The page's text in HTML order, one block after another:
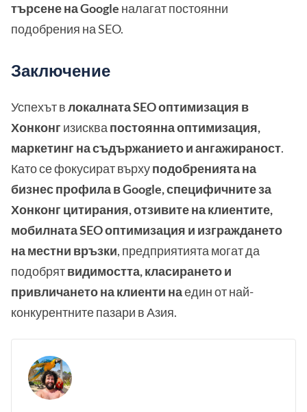
търсене на Google налагат постоянни
подобрения на SEO.
Заключение
Успехът влокалната SEO оптимизация в
Хонконг изисква постоянна оптимизация,
маркетинг на съдържанието и ангажираност.
Като се фокусират върхуподобренията на
бизнес профила в Google, специфичните за
Хонконг цитирания, отзивите на клиентите,
мобилната SEO оптимизация и изграждането
на местни връзки, предприятията могат да
подобрятвидимостта, класирането и
привличането на клиенти наедин от най-
конкурентните пазари в Азия.